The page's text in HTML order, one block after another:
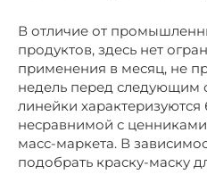
В отличие от
продуктов, здесь нет
применения в месяц, не
недель перед следующим
линейки
несравнимой с
масс-маркета. В
подобрать краску-маску